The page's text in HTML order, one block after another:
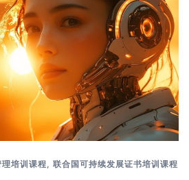
理培训课程, 联合国可持续发展证书培训课程